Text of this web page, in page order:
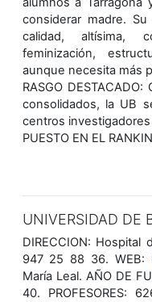
considerar madre.
calidad, altísima,
feminización,
aunque necesita
RASGO
consolidados, la UB
centros
PUESTO EN EL
UNIVERSIDAD DE
DIRECCION: Hospital
947 25 88 36. WEB:
María Leal. AÑO DE
40. PROFESORES: